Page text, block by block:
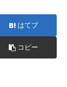
はてブ
コピー